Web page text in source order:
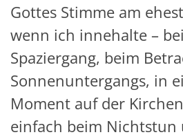
Gottes Stimme am
wenn ich innehalte –
Spaziergang, beim
Sonnenuntergangs, in
Moment auf der
einfach beim Nichtstun